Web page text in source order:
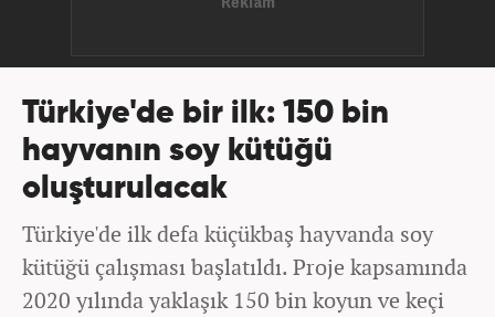
Türkiye'de bir ilk: 150 bin
hayvanın soy kütüğü
oluşturulacak
Türkiye'de ilk defa küçükbaş hayvanda soy
kütüğü çalışması başlatıldı. Proje kapsamında
2020 yılında yaklaşık 150 bin koyun ve keçi